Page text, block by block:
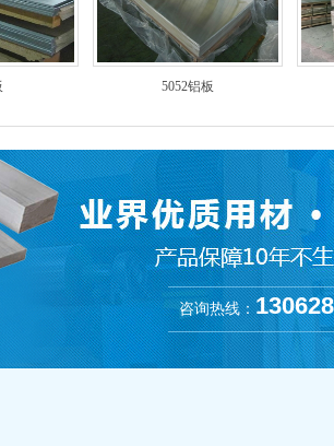
5052铝板
咨询热线：